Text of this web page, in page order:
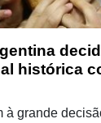
histórica
à grande